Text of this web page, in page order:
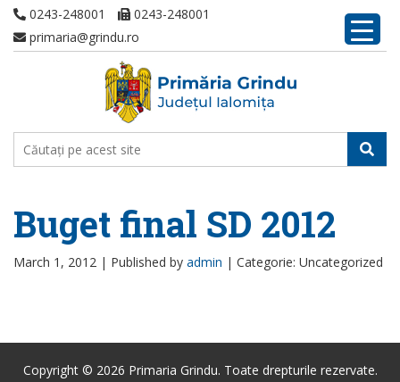
0243-248001
0243-248001
primaria@grindu.ro
Buget final SD 2012
March 1, 2012 | Published by admin | Categorie: Uncategorized
Copyright © 2026 Primaria Grindu. Toate drepturile rezervate.